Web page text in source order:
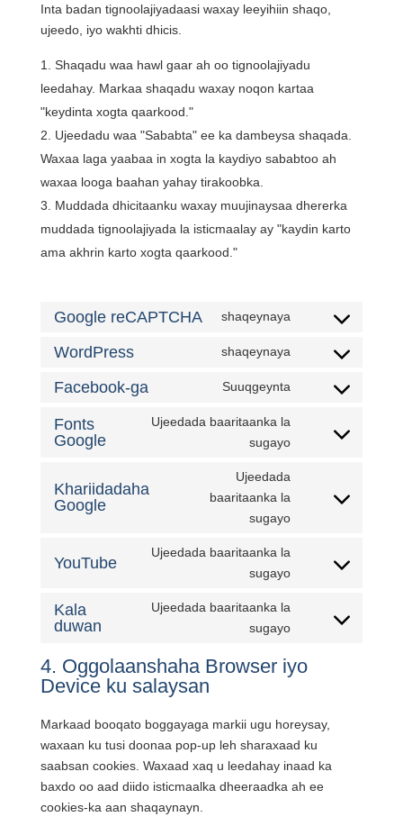
Inta badan tignoolajiyadaasi waxay leeyihiin shaqo,
ujeedo, iyo wakhti dhicis.
Shaqadu waa hawl gaar ah oo tignoolajiyadu
leedahay. Markaa shaqadu waxay noqon kartaa
"keydinta xogta qaarkood."
Ujeedadu waa "Sababta" ee ka dambeysa shaqada.
Waxaa laga yaabaa in xogta la kaydiyo sababtoo ah
waxaa looga baahan yahay tirakoobka.
Muddada dhicitaanku waxay muujinaysaa dhererka
muddada tignoolajiyada la isticmaalay ay "kaydin karto
ama akhrin karto xogta qaarkood."
Google reCAPTCHA shaqeynaya
Oggolaanshaha
adeegga
recaptcha
WordPress shaqeynaya
Oggolaanshaha
adeegga
Facebook-ga Suuqgeynta
Oggolaanshaha
facebook
Fonts
Google
Ujeedada baaritaanka la
sugayo
Oggolaanshaha
Khariidadaha
Google
Ujeedada
baaritaanka la
sugayo
Oggolaanshaha
maps
YouTube
Ujeedada baaritaanka la
sugayo
Oggolaanshaha
youtube
Kala
duwan
Ujeedada baaritaanka la
sugayo
Oggolaanshaha
kala
4. Oggolaanshaha Browser iyo
Device ku salaysan
Markaad booqato boggayaga markii ugu horeysay,
waxaan ku tusi doonaa pop-up leh sharaxaad ku
saabsan cookies. Waxaad xaq u leedahay inaad ka
baxdo oo aad diido isticmaalka dheeraadka ah ee
cookies-ka aan shaqaynayn.